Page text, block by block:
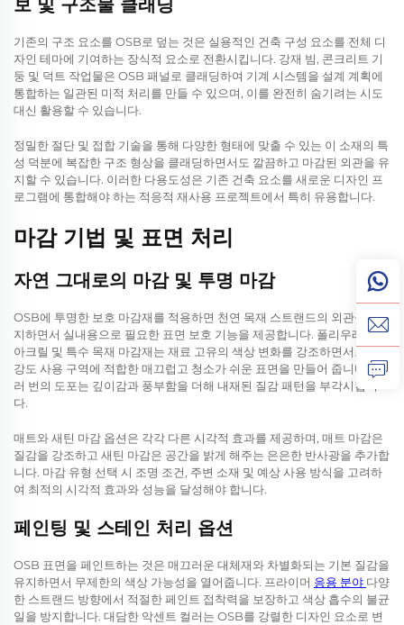
보 및 구조물 클래딩
기존의 구조 요소를 OSB로 덮는 것은 실용적인 건축 구성 요소를 전체 디
자인 테마에 기여하는 장식적 요소로 전환시킵니다. 강재 빔, 콘크리트 기
둥 및 덕트 작업물은 OSB 패널로 클래딩하여 기계 시스템을 설계 계획에
통합하는 일관된 미적 처리를 만들 수 있으며, 이를 완전히 숨기려는 시도
대신 활용할 수 있습니다.
정밀한 절단 및 접합 기술을 통해 다양한 형태에 맞출 수 있는 이 소재의 특
성 덕분에 복잡한 구조 형상을 클래딩하면서도 깔끔하고 마감된 외관을 유
지할 수 있습니다. 이러한 다용도성은 기존 건축 요소를 새로운 디자인 프
로그램에 통합해야 하는 적응적 재사용 프로젝트에서 특히 유용합니다.
마감 기법 및 표면 처리
자연 그대로의 마감 및 투명 마감
OSB에 투명한 보호 마감재를 적용하면 천연 목재 스트랜드의 외관을 유
지하면서 실내용으로 필요한 표면 보호 기능을 제공합니다. 폴리우레탄,
아크릴 및 특수 목재 마감재는 재료 고유의 색상 변화를 강조하면서도 고
강도 사용 구역에 적합한 매끄럽고 청소가 쉬운 표면을 만들어 줍니다. 여
러 번의 도포는 깊이감과 풍부함을 더해 내재된 질감 패턴을 부각시킵니
다.
매트와 새틴 마감 옵션은 각각 다른 시각적 효과를 제공하며, 매트 마감은
질감을 강조하고 새틴 마감은 공간을 밝게 해주는 은은한 반사광을 추가합
니다. 마감 유형 선택 시 조명 조건, 주변 소재 및 예상 사용 방식을 고려하
여 최적의 시각적 효과와 성능을 달성해야 합니다.
페인팅 및 스테인 처리 옵션
OSB 표면을 페인트하는 것은 매끄러운 대체재와 차별화되는 기본 질감을
유지하면서 무제한의 색상 가능성을 열어줍니다. 프라이머 응용 분야 다양
한 스트랜드 방향에서 적절한 페인트 접착력을 보장하고 색상 흡수의 불균
일을 방지합니다. 대담한 악센트 컬러는 OSB를 강렬한 디자인 요소로 변